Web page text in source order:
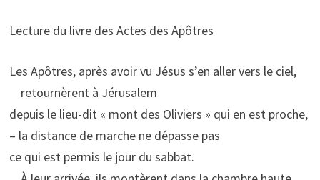
Lecture du livre des Actes des Apôtres
Les Apôtres, après avoir vu Jésus s’en aller vers le ciel,
retournèrent à Jérusalem
depuis le lieu-dit « mont des Oliviers » qui en est proche,
– la distance de marche ne dépasse pas
ce qui est permis le jour du sabbat.